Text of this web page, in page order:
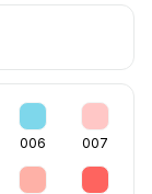
006 007